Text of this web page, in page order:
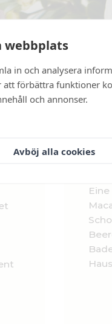
webbplats
in och analysera
förbättra funktioner
och annonser.
Avböj alla cookies